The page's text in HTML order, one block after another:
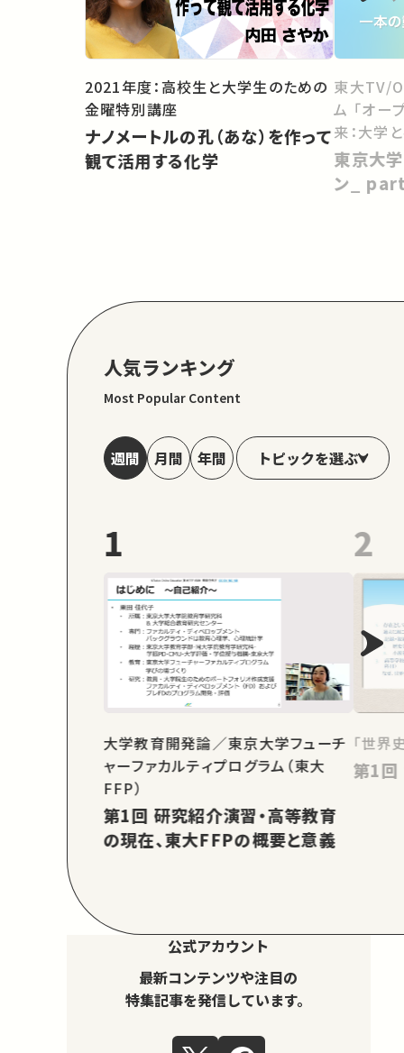
2021年度：高校生と大学生のための
金曜特別講座
ナノメートルの孔（あな）を作って
観て活用する化学
東大TV/
ム 「オー
来：大学
向けて」
東京大
ン_
人気ランキング
Most Popular Content
週間 月間 年間 トピックを選ぶ
1
大学教育開発論／東京大学フューチ
ャーファカルティプログラム（東大
FFP）
第1回 研究紹介演習・高等教育
の現在、東大FFPの概要と意義
2
「世界
公式アカウント
最新コンテンツや注目の
特集記事を発信しています。